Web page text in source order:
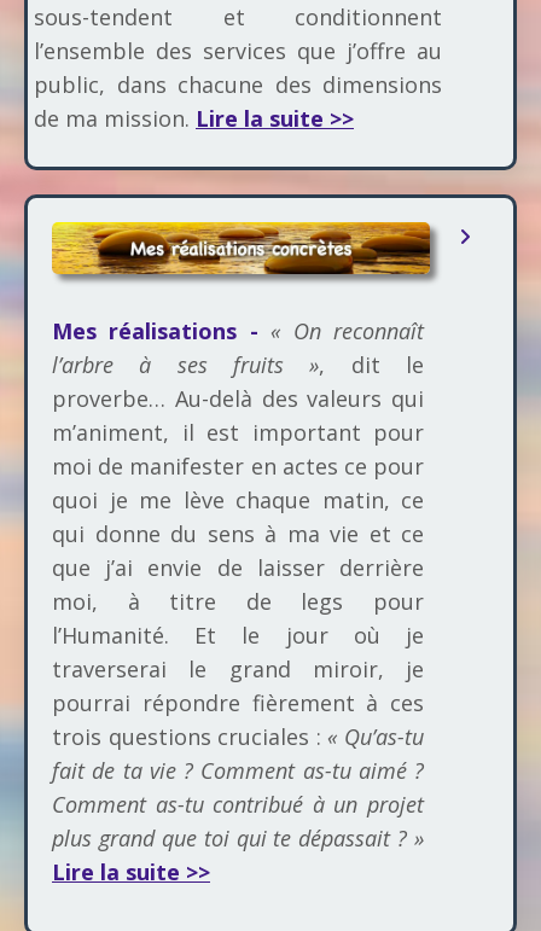
sous-tendent et conditionnent
l’ensemble des services que j’offre au
public, dans chacune des dimensions
de ma mission. Lire la suite >>
Mes réalisations - « On reconnaît
l’arbre à ses fruits », dit le
proverbe… Au-delà des valeurs qui
m’animent, il est important pour
moi de manifester en actes ce pour
quoi je me lève chaque matin, ce
qui donne du sens à ma vie et ce
que j’ai envie de laisser derrière
moi, à titre de legs pour
l’Humanité. Et le jour où je
traverserai le grand miroir, je
pourrai répondre fièrement à ces
trois questions cruciales : « Qu’as-tu
fait de ta vie ? Comment as-tu aimé ?
Comment as-tu contribué à un projet
plus grand que toi qui te dépassait ? »
Lire la suite >>